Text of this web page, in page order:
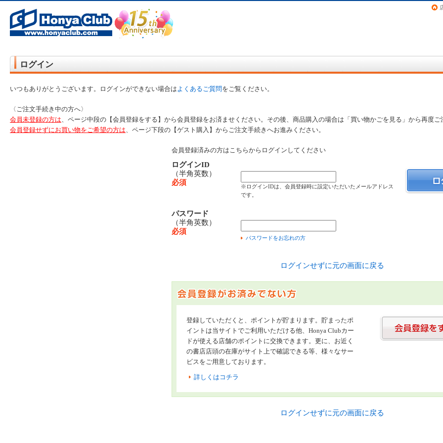
ログイン
いつもありがとうございます。ログインができない場合はよくあるご質問をご覧ください。
〈ご注文手続き中の方へ〉
会員未登録の方は、ページ中段の【会員登録をする】から会員登録をお済ませください。その後、商品購入の場合は「買い物かごを見る」から再度ご
会員登録せずにお買い物をご希望の方は、ページ下段の【ゲスト購入】からご注文手続きへお進みください。
会員登録済みの方はこちらからログインしてください
ログインID
（半角英数）
必須
※ログインIDは、会員登録時に設定いただいたメールアドレス
です。
パスワード
（半角英数）
必須
パスワードをお忘れの方
ログインせずに元の画面に戻る
登録していただくと、ポイントが貯まります。貯まったポ
イントは当サイトでご利用いただける他、Honya Clubカー
ドが使える店舗のポイントに交換できます。更に、お近く
の書店店頭の在庫がサイト上で確認できる等、様々なサー
ビスをご用意しております。
詳しくはコチラ
ログインせずに元の画面に戻る